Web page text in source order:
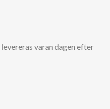
varan dagen efter